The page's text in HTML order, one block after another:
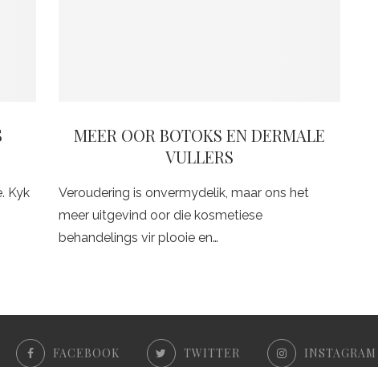
Kyk
MEER OOR BOTOKS EN DERMALE
VULLERS
Veroudering is onvermydelik, maar ons het
meer uitgevind oor die kosmetiese
behandelings vir plooie en…
FACEBOOK TWITTER INSTAGRAM